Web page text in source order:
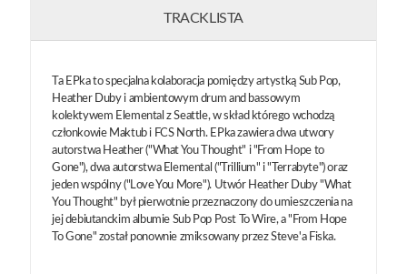
TRACKLISTA
Ta EPka to specjalna kolaboracja pomiędzy artystką Sub Pop,
Heather Duby i ambientowym drum and bassowym
kolektywem Elemental z Seattle, w skład którego wchodzą
członkowie Maktub i FCS North. EPka zawiera dwa utwory
autorstwa Heather ("What You Thought" i "From Hope to
Gone"), dwa autorstwa Elemental ("Trillium" i "Terrabyte") oraz
jeden wspólny ("Love You More"). Utwór Heather Duby "What
You Thought" był pierwotnie przeznaczony do umieszczenia na
jej debiutanckim albumie Sub Pop Post To Wire, a "From Hope
To Gone" został ponownie zmiksowany przez Steve'a Fiska.